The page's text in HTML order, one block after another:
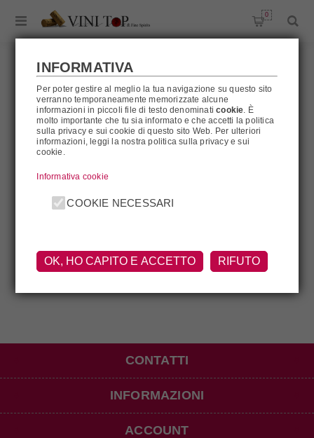
0
BUTLER NEPHEW
CONTATTI
INFORMAZIONI
ACCOUNT
INFORMATIVA
Per poter gestire al meglio la tua navigazione su questo sito
verranno temporaneamente memorizzate alcune
informazioni in piccoli file di testo denominaticookie. È
molto importante che tu sia informato e che accetti la politica
sulla privacy e sui cookie di questo sito Web. Per ulteriori
informazioni, leggi la nostra politica sulla privacy e sui
cookie.
Informativa cookie
COOKIE NECESSARI
OK, HO CAPITO E ACCETTO RIFUTO